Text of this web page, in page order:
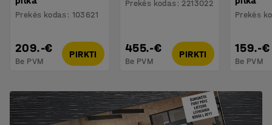
Prekės kodas : 103621
209.-€
Be PVM
PIRKTI
Prekės kodas : 2213022
455.-€
Be PVM
PIRKTI
Prekės
159.-€
Be PVM